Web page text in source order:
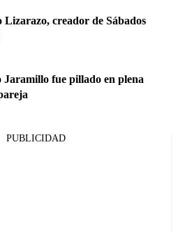
Lizarazo, creador de Sábados
fue pillado en plena
PUBLICIDAD